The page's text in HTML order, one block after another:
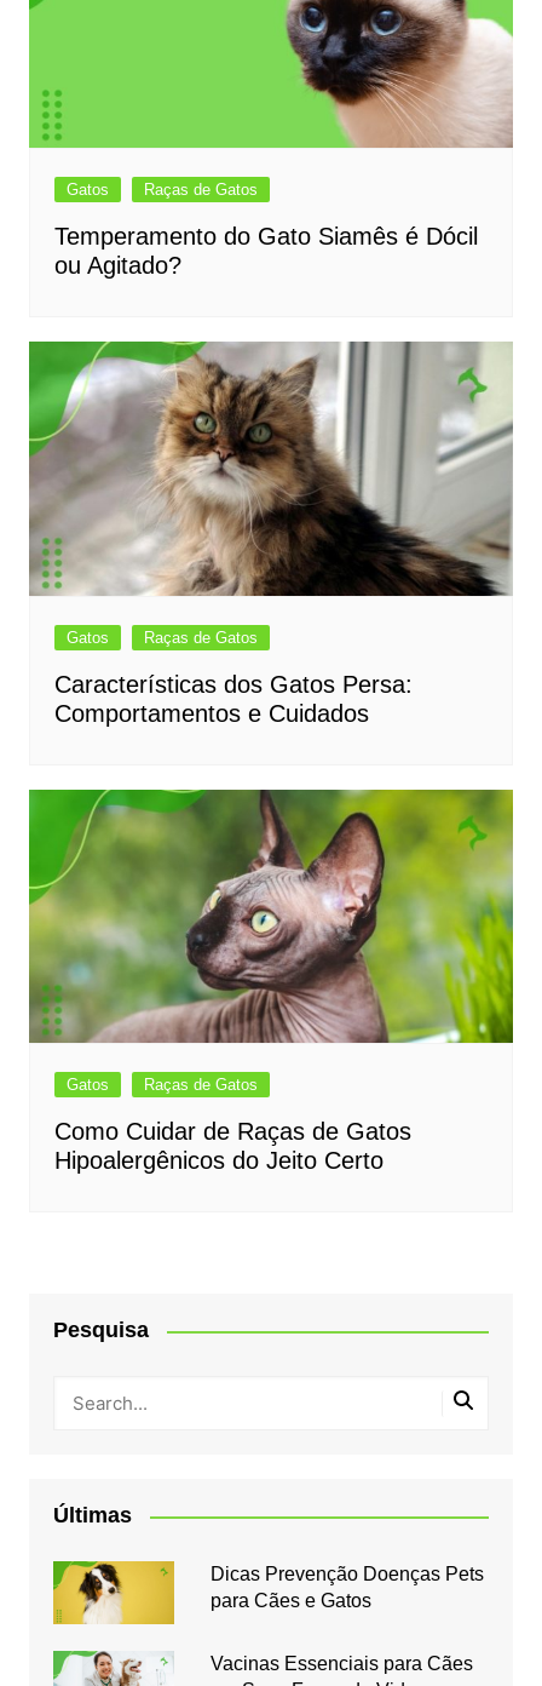
Gatos Raças de Gatos
Temperamento do Gato Siamês é Dócil
ou Agitado?
Gatos Raças de Gatos
Características dos Gatos Persa:
Comportamentos e Cuidados
Gatos Raças de Gatos
Como Cuidar de Raças de Gatos
Hipoalergênicos do Jeito Certo
Pesquisa
Últimas
Dicas Prevenção Doenças Pets
para Cães e Gatos
Vacinas Essenciais para Cães